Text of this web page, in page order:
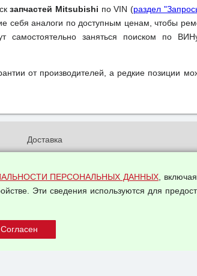
запчастей Mitsubishi по VIN (раздел
себя аналоги по доступным ценам, чтобы
самостоятельно заняться поиском по
от производителей, а редкие позиции
Доставка
Оплата и возвраты
Арендодателям
ПЕРСОНАЛЬНЫХ ДАННЫХ,
Эти сведения используются для